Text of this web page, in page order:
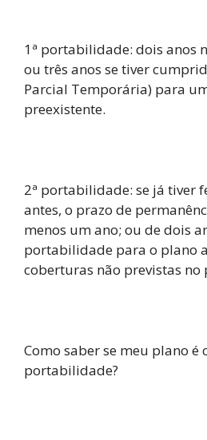
1ª portabilidade: dois anos
ou três anos se tiver
Parcial Temporária) para
preexistente.
2ª portabilidade: se já tiver
antes, o prazo de
menos um ano; ou de dois
portabilidade para o plano
coberturas não previstas no
Como saber se meu plano é
portabilidade?